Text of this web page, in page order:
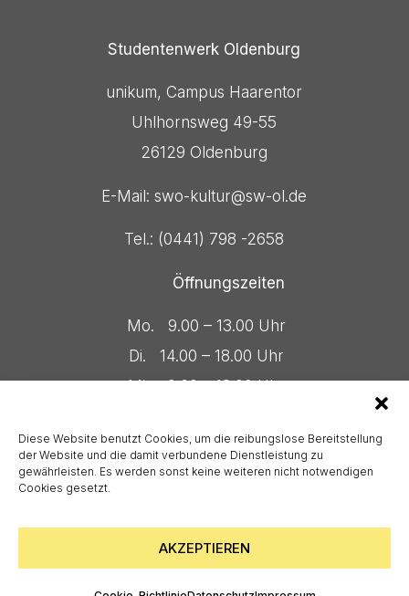
Diese Website benutzt Cookies, um die reibungslose Bereitstellung
der Website und die damit verbundene Dienstleistung zu
gewährleisten. Es werden sonst keine weiteren nicht notwendigen
Cookies gesetzt.
AKZEPTIEREN
Studentenwerk Oldenburg
unikum, Campus Haarentor
Uhlhornsweg 49-55
26129 Oldenburg
E-Mail: swo-kultur@sw-ol.de
Tel.: (0441) 798 -2658
Öffnungszeiten
Mo. 9.00 – 13.00 Uhr
Di. 14.00 – 18.00 Uhr
Mi. 9.00 – 13.00 Uhr
& 14.00 – 16.00 Uhr
© 2026 Studentenwerk Oldenburg. All Rights
Reserved.
Impressum| Datenschutz